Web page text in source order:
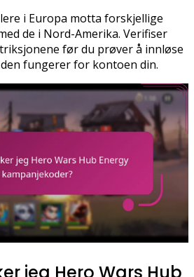
i Europa motta forskjellige
de i Nord-Amerika. Verifiser
før du prøver å innløse
fungerer for kontoen din.
jeg Hero Wars Hub